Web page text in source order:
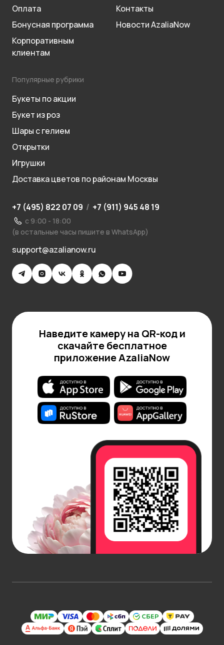
Оплата
Бонусная программа
Корпоративным
клиентам
Контакты
Новости AzaliaNow
Популярные рубрики
Букеты по акции
Букет из роз
Шары с гелием
Открытки
Игрушки
Доставка цветов по районам Москвы
+7 (495) 822 07 09 / +7 (911) 945 48 19
с 9:00 - 18:00
(в остальные часы пишите в WhatsApp)
support@azalianow.ru
Наведите камеру на QR-код и
скачайте бесплатное
приложение AzaliaNow